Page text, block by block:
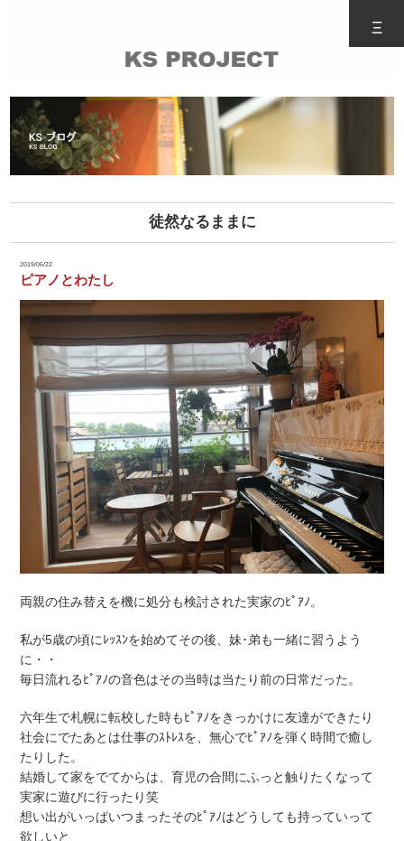
Ξ
徒然なるままに
2019/06/22
ピアノとわたし
両親の住み替えを機に処分も検討された実家のﾋﾟｱﾉ。
私が5歳の頃にﾚｯｽﾝを始めてその後、妹･弟も一緒に習うよう
に・・
毎日流れるﾋﾟｱﾉの音色はその当時は当たり前の日常だった。
六年生で札幌に転校した時もﾋﾟｱﾉをきっかけに友達ができたり
社会にでたあとは仕事のｽﾄﾚｽを、無心でﾋﾟｱﾉを弾く時間で癒し
たりした。
結婚して家をでてからは、育児の合間にふっと触りたくなって
実家に遊びに行ったり笑
想い出がいっぱいつまったそのﾋﾟｱﾉはどうしても持っていって
欲しいと